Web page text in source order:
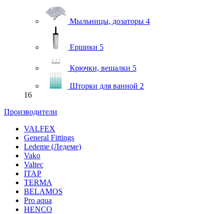
Мыльницы, дозаторы 4
Ершики 5
Крючки, вешалки 5
Шторки для ванной 2
16
Производители
VALFEX
General Fittings
Ledeme (Ледеме)
Vako
Valtec
ITAP
TERMA
BELAMOS
Pro aqua
HENCO